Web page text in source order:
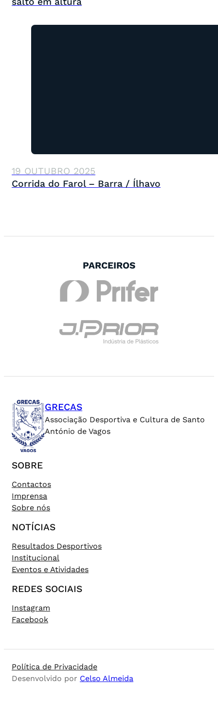
19 OUTUBRO 2025
Corrida do Farol – Barra / Ílhavo
PARCEIROS
GRECAS
Associação Desportiva e Cultura de Santo
António de Vagos
SOBRE
Contactos
Imprensa
Sobre nós
NOTÍCIAS
Resultados Desportivos
Institucional
Eventos e Atividades
REDES SOCIAIS
Instagram
Facebook
Política de Privacidade
Desenvolvido por Celso Almeida